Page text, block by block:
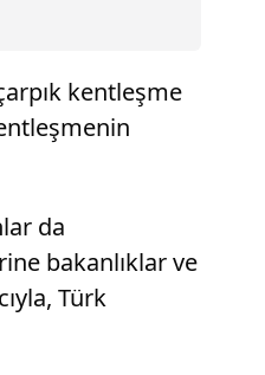
kentleşme
da
bakanlıklar ve
Türk